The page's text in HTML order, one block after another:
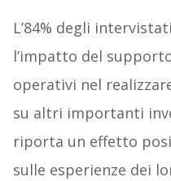
L’84% degli
l’impatto del
operativi nel
su altri importanti
riporta un effetto
sulle esperienze dei